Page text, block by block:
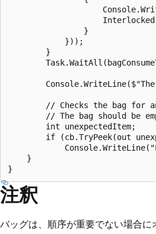
                }
            }));
        }
// Checks the bag for
// The bag should be
        int unexpectedItem;
if (cb.TryPeek(out
    }
注釈
バッグは、順序が重要でない場合